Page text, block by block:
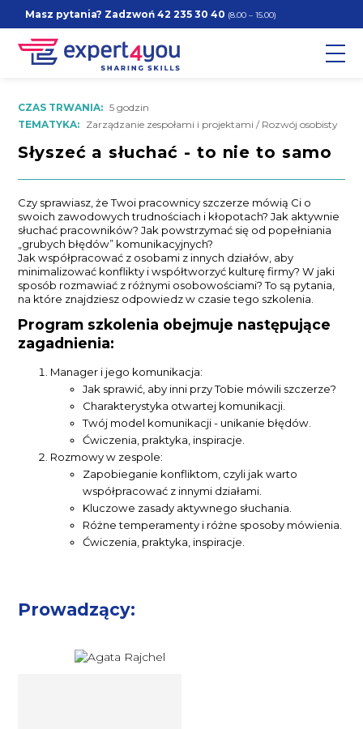
Masz pytania? Zadzwoń42 235 30 40 (8.00 – 15.00)
CZAS TRWANIA: 5 godzin
TEMATYKA: Zarządzanie zespołami i projektami / Rozwój osobisty
Słyszeć a słuchać - to nie to samo
Czy sprawiasz, że Twoi pracownicy szczerze mówią Ci o
swoich zawodowych trudnościach i kłopotach? Jak aktywnie
słuchać pracowników? Jak powstrzymać się od popełniania
„grubych błędów” komunikacyjnych?
Jak współpracować z osobami z innych działów, aby
minimalizować konflikty i współtworzyć kulturę firmy? W jaki
sposób rozmawiać z różnymi osobowościami? To są pytania,
na które znajdziesz odpowiedz w czasie tego szkolenia.
Program szkolenia obejmuje następujące
zagadnienia:
Manager i jego komunikacja:
Jak sprawić, aby inni przy Tobie mówili szczerze?
Charakterystyka otwartej komunikacji.
Twój model komunikacji - unikanie błędów.
Ćwiczenia, praktyka, inspiracje.
Rozmowy w zespole:
Zapobieganie konfliktom, czyli jak warto
współpracować z innymi działami.
Kluczowe zasady aktywnego słuchania.
Różne temperamenty i różne sposoby mówienia.
Ćwiczenia, praktyka, inspiracje.
Prowadzący: